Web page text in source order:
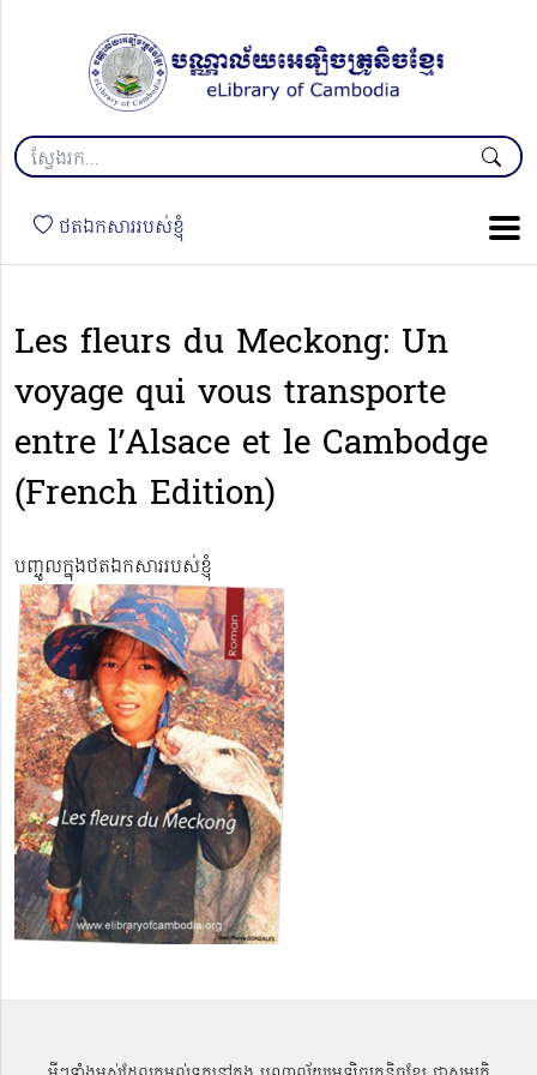
ថតឯកសាររបស់ខ្ញុំ
Les fleurs du Meckong: Un
voyage qui vous transporte
entre l’Alsace et le Cambodge
(French Edition)
បញ្ចូលក្នុងថតឯកសាររបស់ខ្ញុំ